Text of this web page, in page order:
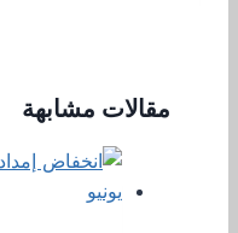
مقالات مشابهة